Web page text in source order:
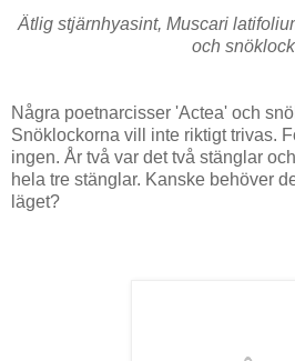
Ätlig stjärnhyasint, Muscari
och
Några poetnarcisser 'Actea' och
Snöklockorna vill inte riktigt trivas.
ingen. År två var det två stänglar
hela tre stänglar. Kanske behöver
läget?